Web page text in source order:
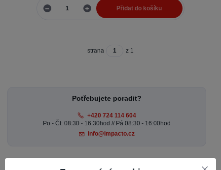
Přidat do košíku
strana z 1
Potřebujete poradit?
+420 724 114 604
Po - Čt: 08:30 - 16:30hod // Pá 08:30 - 16:00hod
info@impacto.cz